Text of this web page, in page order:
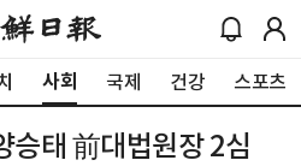
사회 국제 건강 스포츠
승태 前대법원장 2심